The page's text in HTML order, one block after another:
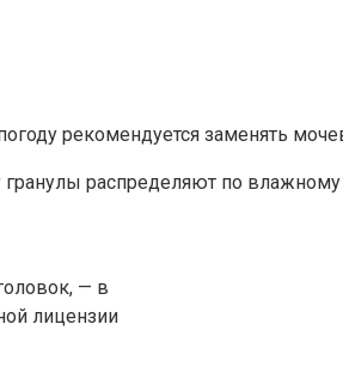
рекомендуется заменять
распределяют по влажному
— в
лицензии